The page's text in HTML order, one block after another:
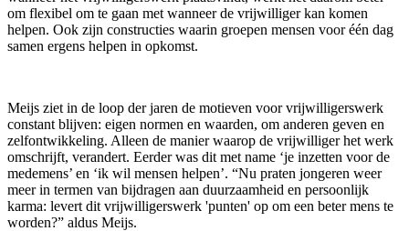
om flexibel om te gaan met wanneer de vrijwilliger kan komen
helpen. Ook zijn constructies waarin groepen mensen voor één dag
samen ergens helpen in opkomst.
Meijs ziet in de loop der jaren de motieven voor vrijwilligerswerk
constant blijven: eigen normen en waarden, om anderen geven en
zelfontwikkeling. Alleen de manier waarop de vrijwilliger het werk
omschrijft, verandert. Eerder was dit met name ‘je inzetten voor de
medemens’ en ‘ik wil mensen helpen’. “Nu praten jongeren weer
meer in termen van bijdragen aan duurzaamheid en persoonlijk
karma: levert dit vrijwilligerswerk 'punten' op om een beter mens te
worden?” aldus Meijs.